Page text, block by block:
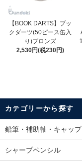
【BOOK DARTS】ブッ
クダーツ(50ピース缶入
り)ブロンズ
2,530円(税230円)
カテゴリーから探す
鉛筆・補助軸・キャッ
シャープペンシル